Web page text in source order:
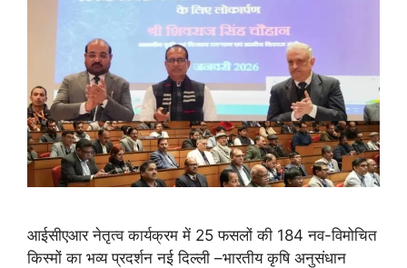
आईसीएआर नेतृत्व कार्यक्रम में 25 फसलों की 184 नव-विमोचित
किस्मों का भव्य प्रदर्शन नई दिल्ली –भारतीय कृषि अनुसंधान